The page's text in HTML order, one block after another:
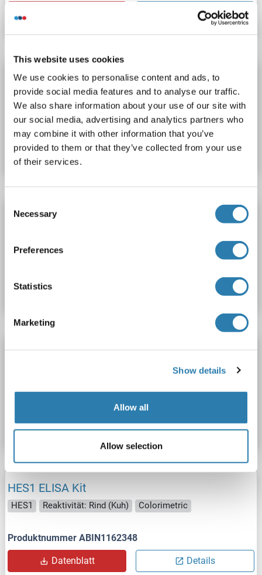
This website uses cookies
We use cookies to personalise content and ads, to
provide social media features and to analyse our traffic.
We also share information about your use of our site with
our social media, advertising and analytics partners who
may combine it with other information that you’ve
provided to them or that they’ve collected from your use
of their services.
Selection
Necessary
Preferences
Statistics
Marketing
Show details
Allow all
Allow selection
Details
HES1 ELISA Kit
HES1 Reaktivität: Ratte Colorimetric 78-5000 pg/mL
Produktnummer ABIN1162352
Datenblatt Details
HES1 ELISA Kit
Datenblatt
HES1 ELISA Kit
Datenblatt Details
HES1 ELISA Kit
HES1 Reaktivität: Rind (Kuh) Colorimetric
Produktnummer ABIN1162348
Datenblatt Details